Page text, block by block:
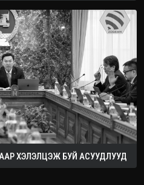
ХЭЛЭЛЦЭЖ БУЙ АСУУДЛУУД